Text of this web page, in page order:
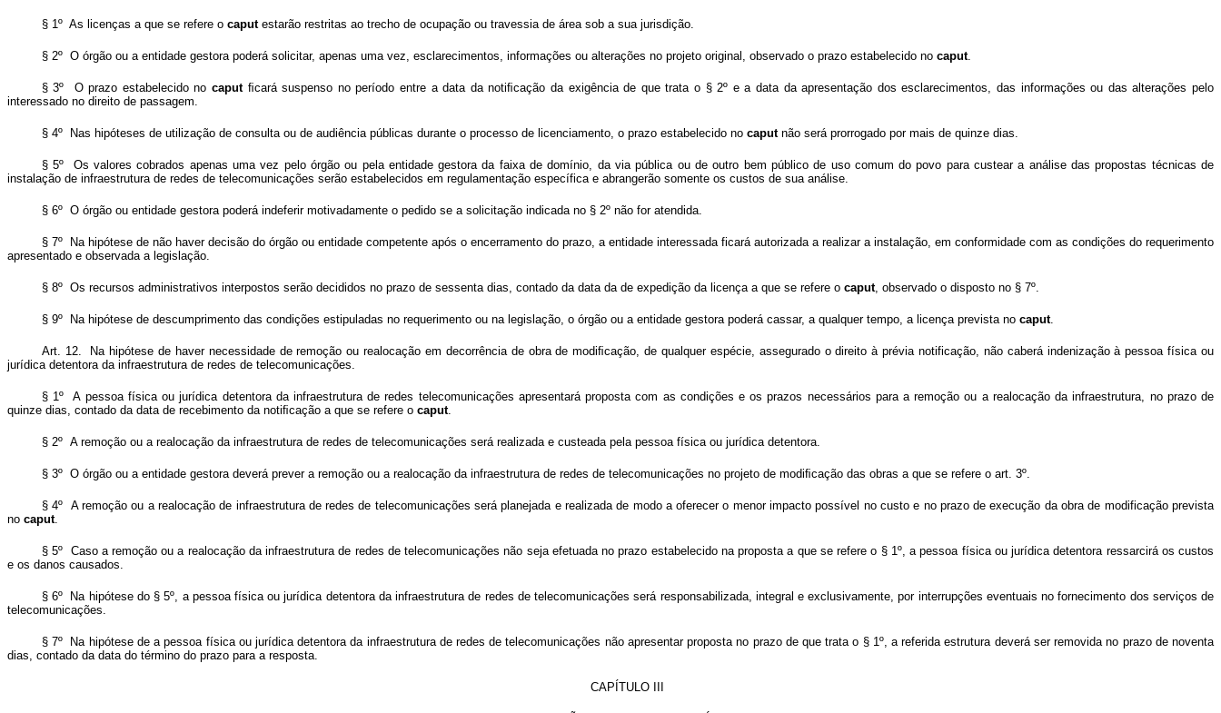
§ 1º As licenças a que se refere o caputestarão restritas ao trecho de ocupação ou travessia de área sob a sua jurisdição.
§ 2º O órgão ou a entidade gestora poderá solicitar, apenas uma vez, esclarecimentos, informações ou alterações no projeto original, observado o prazo estabelecido no caput.
§ 3º O prazo estabelecido no caputﬁcará suspenso no período entre a data da notiﬁcação da exigência de que trata o § 2º e a data da apresentação dos esclarecimentos, das informações ou das alterações pelo
interessado no direito de passagem.
§ 4º Nas hipóteses de utilização de consulta ou de audiência públicas durante o processo de licenciamento, o prazo estabelecido no caput não será prorrogado por mais de quinze dias.
§ 5º Os valores cobrados apenas uma vez pelo órgão ou pela entidade gestora da faixa de domínio, da via pública ou de outro bem público de uso comum do povo para custear a análise das propostas técnicas de
instalação de infraestrutura de redes de telecomunicações serão estabelecidos em regulamentação específica e abrangerão somente os custos de sua análise.
§ 6º O órgão ou entidade gestora poderá indeferir motivadamente o pedido se a solicitação indicada no § 2º não for atendida.
§ 7º Na hipótese de não haver decisão do órgão ou entidade competente após o encerramento do prazo, a entidade interessada ficará autorizada a realizar a instalação, em conformidade com as condições do requerimento
apresentado e observada a legislação.
§ 8º Os recursos administrativos interpostos serão decididos no prazo de sessenta dias, contado da data da de expedição da licença a que se refere o caput, observado o disposto no § 7º.
§ 9º Na hipótese de descumprimento das condições estipuladas no requerimento ou na legislação, o órgão ou a entidade gestora poderá cassar, a qualquer tempo, a licença prevista no caput.
Art. 12. Na hipótese de haver necessidade de remoção ou realocação em decorrência de obra de modiﬁcação, de qualquer espécie, assegurado o direito à prévia notificação, não caberá indenização à pessoa física ou
jurídica detentora da infraestrutura de redes de telecomunicações.
§ 1º A pessoa física ou jurídica detentora da infraestrutura de redes telecomunicações apresentará proposta com as condições e os prazos necessários para a remoção ou a realocação da infraestrutura, no prazo de
quinze dias, contado da data de recebimento da notiﬁcação a que se refere o caput.
§ 2º A remoção ou a realocação da infraestrutura de redes de telecomunicações será realizada e custeada pela pessoa física ou jurídica detentora.
§ 3º O órgão ou a entidade gestora deverá prever a remoção ou a realocação da infraestrutura de redes de telecomunicações no projeto de modiﬁcação das obras a que se refere o art. 3º.
§ 4º A remoção ou a realocação de infraestrutura de redes de telecomunicações será planejada e realizada de modo a oferecer o menor impacto possível no custo e no prazo de execução da obra de modificação prevista
no caput.
§ 5º Caso a remoção ou a realocação da infraestrutura de redes de telecomunicações não seja efetuada no prazo estabelecido na proposta a que se refere o § 1º, a pessoa física ou jurídica detentora ressarcirá os custos
e os danos causados.
§ 6º Na hipótese do § 5º, a pessoa física ou jurídica detentora da infraestrutura de redes de telecomunicações será responsabilizada, integral e exclusivamente, por interrupções eventuais no fornecimento dos serviços de
telecomunicações.
§ 7º Na hipótese de a pessoa física ou jurídica detentora da infraestrutura de redes de telecomunicações não apresentar proposta no prazo de que trata o § 1º, a referida estrutura deverá ser removida no prazo de noventa
dias, contado da data do término do prazo para a resposta.
CAPÍTULO III